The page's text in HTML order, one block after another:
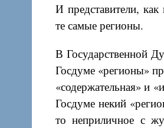
И представители,
те самые регионы.
В Государственной
Госдуме «регионы»
«содержательная» и
Госдуме некий
то неприличное с